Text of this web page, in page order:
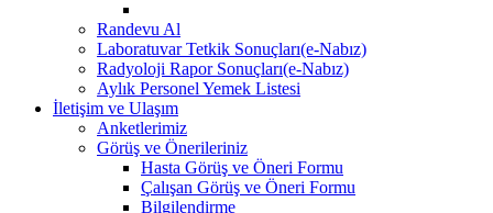
Randevu Al
Laboratuvar Tetkik Sonuçları(e-Nabız)
Radyoloji Rapor Sonuçları(e-Nabız)
Aylık Personel Yemek Listesi
İletişim ve Ulaşım
Anketlerimiz
Görüş ve Önerileriniz
Hasta Görüş ve Öneri Formu
Çalışan Görüş ve Öneri Formu
Bilgilendirme